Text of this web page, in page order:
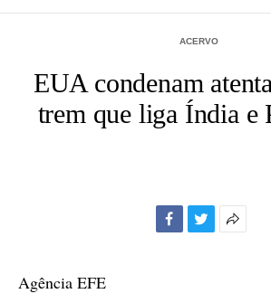
ACERVO
EUA condenam
trem que liga Índia e
Agência EFE